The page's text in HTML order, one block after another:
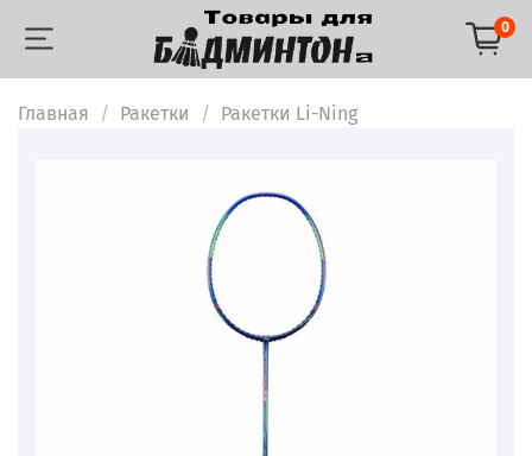
0
Главная Ракетки Ракетки Li-Ning